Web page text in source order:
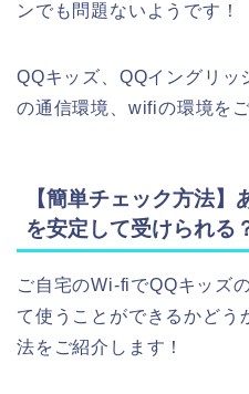
ンでも問題ないようです！
QQキッズ、QQイングリッ
の通信環境、wifiの環境を
【簡単チェック方法
を安定して受けられる
ご自宅のWi-fiでQQキッズ
て使うことができるかどう
法をご紹介します！